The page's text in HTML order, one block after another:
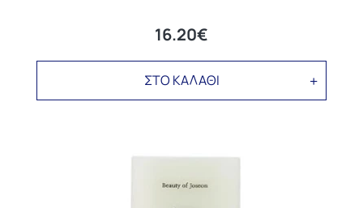
16.20€
ΣΤΟ ΚΑΛΑΘΙ